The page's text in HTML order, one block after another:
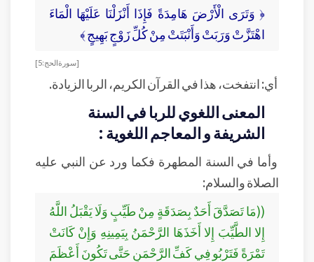
﴿ وَتَرَى الْأَرْضَ هَامِدَةً فَإِذَا أَنْزَلْنَا عَلَيْهَا الْمَاءَ
اهْتَزَّتْ وَرَبَتْ وَأَنْبَتَتْ مِنْ كُلِّ زَوْجٍ بَهِيجٍ ﴾
[ سورة الحج: 5 ]
أي: انتفخت، هذا في القرآن الكريم، الربا الزيادة.
المعنى اللغوي للربا في السنة
الشريفة و المعاجم اللغوية :
وأما في السنة المطهرة فكما ورد عن النبي عليه
الصلاة والسلام:
((مَا تَصَدَّقَ أَحَدٌ بِصَدَقَةٍ مِنْ طَيِّبٍ وَلَا يَقْبَلُ اللَّهُ
إِلا الطَّيِّبَ إِلا أَخَذَهَا الرَّحْمَنُ بِيَمِينِهِ وَإِنْ كَانَتْ
تَمْرَةً فَتَرْبُو فِي كَفِّ الرَّحْمَنِ حَتَّى تَكُونَ أَعْظَمَ